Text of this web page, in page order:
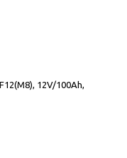
12V/100Ah,